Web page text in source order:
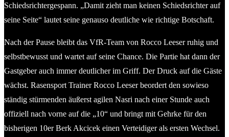
Schiedsrichtergespann. „Damit zieht man keinen Schiedsrichter auf
seine Seite“ lautet seine genauso deutliche wie richtige Botschaft.
Nach der Pause bleibt das VfR-Team von Rocco Leeser ruhig und
selbstbewusst und wartet auf seine Chance. Die Partie hat dann der
Gastgeber auch immer deutlicher im Griff. Der Druck auf die Gäste
wächst. Rasensport Trainer Rocco Leeser beordert den sowieso
ständig stürmenden äußerst agilen Nasri nach einer Stunde auch
offiziell nach vorne auf die „10“ und bringt mit Gehrke für den
bisherigen 10er Berk Akcicek einen Verteidiger als ersten Wechsel.